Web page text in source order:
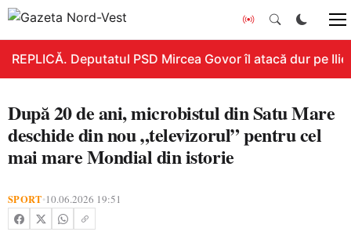
REPLICĂ. Deputatul PSD Mircea Govor îl atacă dur pe
După 20 de ani, microbistul din Satu Mare
deschide din nou „televizorul” pentru cel
mai mare Mondial din istorie
SPORT•10.06.2026 19:51